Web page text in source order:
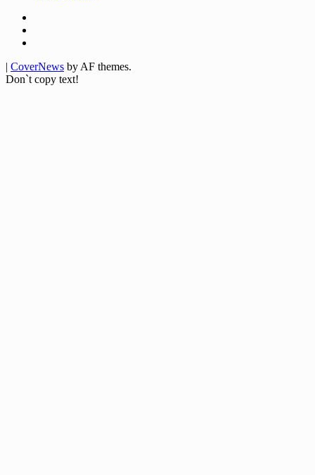
| CoverNews by AF themes.
Don`t copy text!